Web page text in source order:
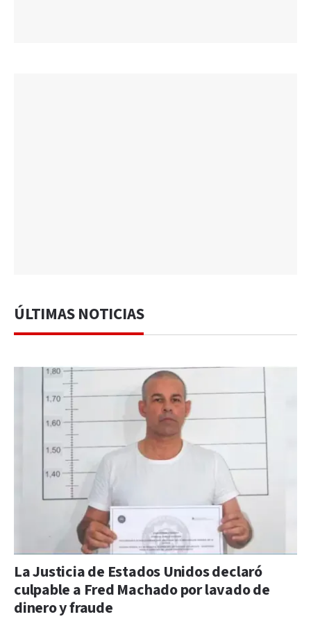
ÚLTIMAS NOTICIAS
La Justicia de Estados Unidos declaró
culpable a Fred Machado por lavado de
dinero y fraude